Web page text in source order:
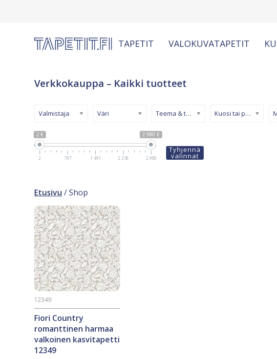
TAPETIT VALOKUVATAPETIT
Verkkokauppa – Kaikki tuotteet
2 € 2 980 €
2 747 1 491 2 236 2 980
Valmistaja Väri Teema & tyyli Kuosi tai pinta
Tyhjennä
valinnat
Etusivu / Shop
Fiori Country
romanttinen harmaa
valkoinen kasvitapetti
12349
12349